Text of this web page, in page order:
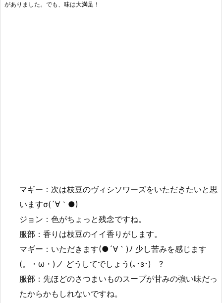
がありました。でも、味は大満足！
マギー：次は枝豆のヴィシソワーズをいただきたいと思
いますσ(´∀｀●)
ジョン：色がちょっと残念ですね。
服部：香りは枝豆のイイ香りがします。
マギー：いただきます(●´∀｀)ﾉ 少し苦みを感じます
(。・ω・)ノ どうしてでしょう(｡･з･)ゞ?
服部：先ほどのさつまいものスープが甘みの強い味だっ
たからかもしれないですね。